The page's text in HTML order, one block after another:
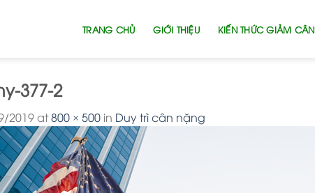
TRANG CHỦ GIỚI THIỆU KIẾN THỨC GIẢM CÂN
377-2
2019at800 × 500 in Duy trì cân nặng